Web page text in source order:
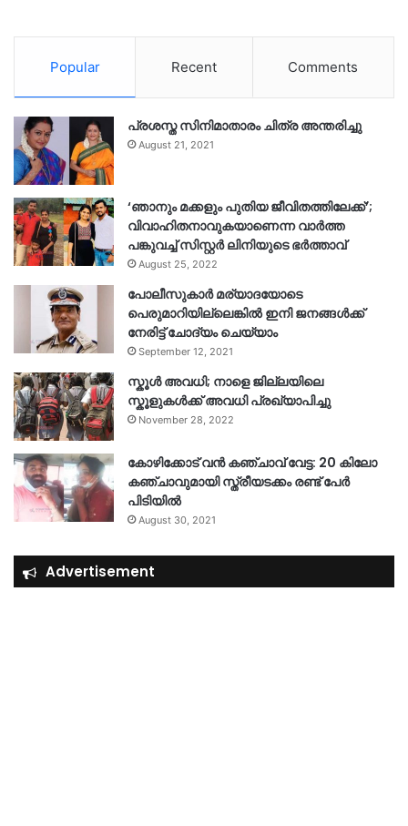
Popular Recent Comments
പ്രശസ്ത സിനിമാതാരം ചിത്ര അന്തരിച്ചു
August 21, 2021
‘ഞാനും മക്കളും പുതിയ ജീവിതത്തിലേക്ക്’;
വിവാഹിതനാവുകയാണെന്ന വാർത്ത
പങ്കുവച്ച് സിസ്റ്റർ ലിനിയുടെ ഭർത്താവ്
August 25, 2022
പോലീസുകാര്‍ മര്യാദയോടെ
പെരുമാറിയില്ലെങ്കില്‍ ഇനി ജനങ്ങള്‍ക്ക്
നേരിട്ട് ചോദ്യം ചെയ്യാം
September 12, 2021
സ്കൂൾ അവധി; നാളെ ജില്ലയിലെ
സ്കൂളുകൾക്ക് അവധി പ്രഖ്യാപിച്ചു
November 28, 2022
കോഴിക്കോട് വൻ കഞ്ചാവ് വേട്ട: 20 കിലോ
കഞ്ചാവുമായി സ്ത്രീയടക്കം രണ്ട് പേർ
പിടിയിൽ
August 30, 2021
Advertisement